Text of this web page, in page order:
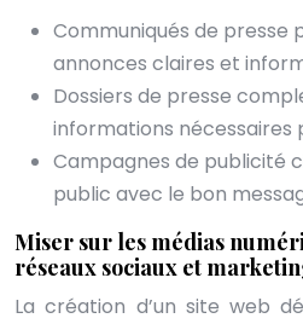
Communiqués de presse
annonces claires et
Dossiers de presse
informations nécessaires
Campagnes de publicité
public avec le bon
Miser sur les médias
réseaux sociaux et
La création d’un site web